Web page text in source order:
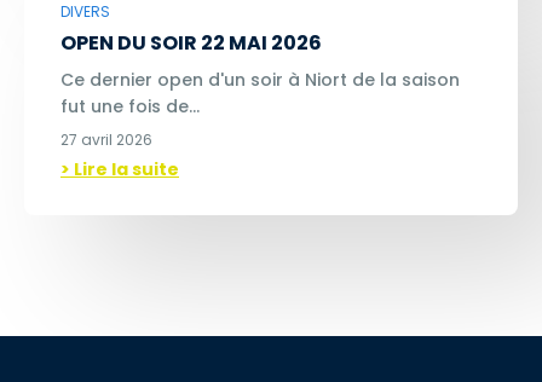
DIVERS
OPEN DU SOIR 22 MAI 2026
Ce dernier open d'un soir à Niort de la saison
fut une fois de…
27 avril 2026
> Lire la suite